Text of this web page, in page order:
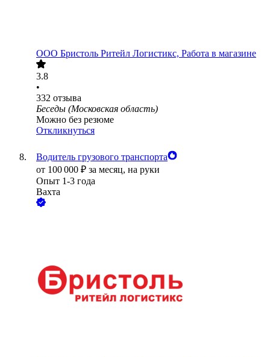
ООО Бристоль Ритейл Логистикс, Работа в магазине
3.8
•
332 отзыва
Беседы (Московская область)
Можно без резюме
Откликнуться
Водитель грузового транспорта
от 100 000 ₽ за месяц, на руки
Опыт 1-3 года
Вахта